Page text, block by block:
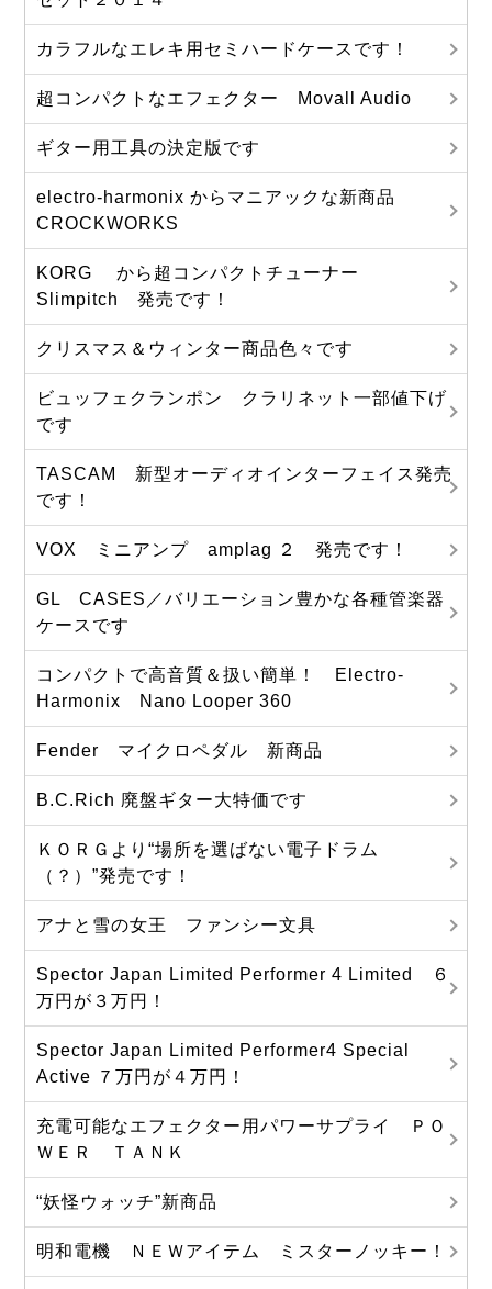
カラフルなエレキ用セミハードケースです！
超コンパクトなエフェクター Movall Audio
ギター用工具の決定版です
electro-harmonix からマニアックな新商品
CROCKWORKS
KORG から超コンパクトチューナー
Slimpitch 発売です！
クリスマス＆ウィンター商品色々です
ビュッフェクランポン クラリネット一部値下げ
です
TASCAM 新型オーディオインターフェイス発売
です！
VOX ミニアンプ amplag ２ 発売です！
GL CASES／バリエーション豊かな各種管楽器
ケースです
コンパクトで高音質＆扱い簡単！ Electro-
Harmonix Nano Looper 360
Fender マイクロペダル 新商品
B.C.Rich 廃盤ギター大特価です
ＫＯＲＧより“場所を選ばない電子ドラム
（？）”発売です！
アナと雪の女王 ファンシー文具
Spector Japan Limited Performer 4 Limited ６
万円が３万円！
Spector Japan Limited Performer4 Special
Active ７万円が４万円！
充電可能なエフェクター用パワーサプライ ＰＯ
ＷＥＲ ＴＡＮＫ
“妖怪ウォッチ”新商品
明和電機 ＮＥＷアイテム ミスターノッキー！